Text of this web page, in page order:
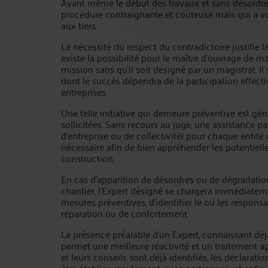
procédure contraignante et couteuse mais qui a
aux tiers.
La nécessité du respect du contradictoire justifie
existe la possibilité pour le maître d’ouvrage de
mission sans qu’il soit désigné par un magistrat. Il
dont le succès dépendra de la participation
entreprises.
Une telle initiative qui demeure préventive est
sollicitées. Sans recours au juge, une assistance
d’entreprise ou de collectivité) pour chaque
nécessaire afin de bien appréhender les
construction.
En cas d’apparition de désordres ou de
chantier, l’Expert désigné se chargera
mesures préventives, d’identifier le ou les
réparation ou de confortement.
La présence préalable d’un Expert, connaissant
permet une meilleure réactivité et un traitement
et leurs conseils sont déjà identifiés, les